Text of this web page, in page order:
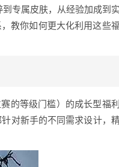
专属皮肤，从经验加成到
教你如何更大化利用这些
的等级门槛）的成长型福
对新手的不同需求设计，